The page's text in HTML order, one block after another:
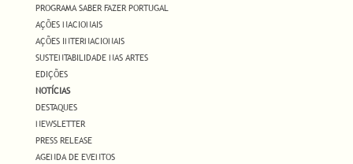
PROGRAMA SABER FAZER PORTUGAL
AÇÕES NACIONAIS
AÇÕES INTERNACIONAIS
SUSTENTABILIDADE NAS ARTES
EDIÇÕES
NOTÍCIAS
DESTAQUES
NEWSLETTER
PRESS RELEASE
AGENDA DE EVENTOS